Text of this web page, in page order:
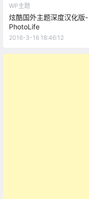
WP主题
炫酷国外主题深度汉化版-
PhotoLife
2016-3-16 18:46:12